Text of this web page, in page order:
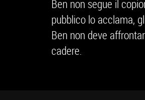
Ben non segue il
pubblico lo acclama,
Ben non deve
cadere.